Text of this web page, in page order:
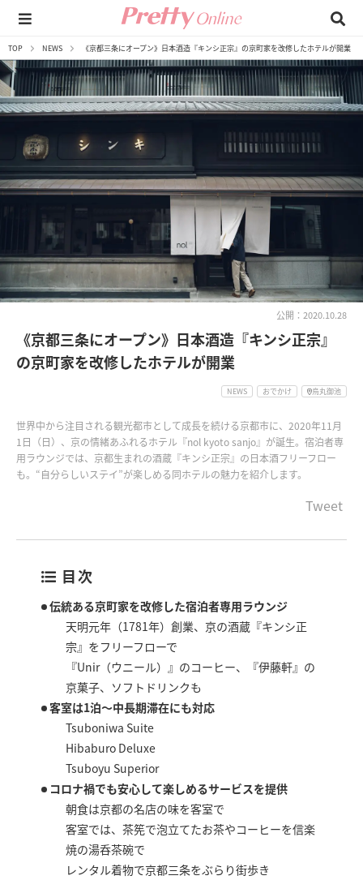
TOP NEWS 《京都三条にオープン》日本酒造『キンシ正宗』の京町家を改修したホテルが開業
公開：2020.10.28
《京都三条にオープン》日本酒造『キンシ正宗』
の京町家を改修したホテルが開業
NEWS おでかけ 烏丸御池
世界中から注目される観光都市として成長を続ける京都市に、2020年11月
1日（日）、京の情緒あふれるホテル『nol kyoto sanjo』が誕生。宿泊者専
用ラウンジでは、京都生まれの酒蔵『キンシ正宗』の日本酒フリーフロー
も。“自分らしいステイ”が楽しめる同ホテルの魅力を紹介します。
Tweet
目次
伝統ある京町家を改修した宿泊者専用ラウンジ
天明元年（1781年）創業、京の酒蔵『キンシ正
宗』をフリーフローで
『Unir（ウニール）』のコーヒー、『伊藤軒』の
京菓子、ソフトドリンクも
客室は1泊～中長期滞在にも対応
Tsuboniwa Suite
Hibaburo Deluxe
Tsuboyu Superior
コロナ禍でも安心して楽しめるサービスを提供
朝食は京都の名店の味を客室で
客室では、茶筅で泡立てたお茶やコーヒーを信楽
焼の湯呑茶碗で
レンタル着物で京都三条をぶらり街歩き